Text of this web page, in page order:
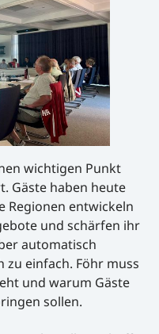
wichtigen Punkt
Gäste haben heute
Regionen entwickeln
und schärfen ihr
automatisch
zu einfach. Föhr muss
und warum Gäste
sollen.